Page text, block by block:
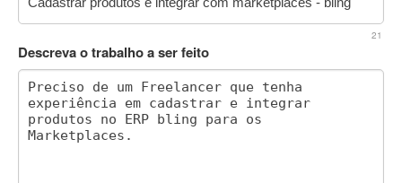
21
Descreva o trabalho a ser feito